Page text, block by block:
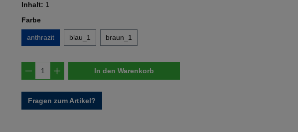
Inhalt: 1
Farbeauswählen
anthrazit blau_1 braun_1
Produkt Anzahl: Gib den gewünschten Wert ein
In den Warenkorb
Fragen zum Artikel?